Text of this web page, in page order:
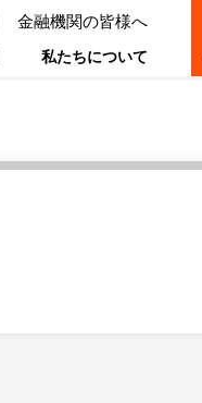
金融機関の皆様へ
私たちについて